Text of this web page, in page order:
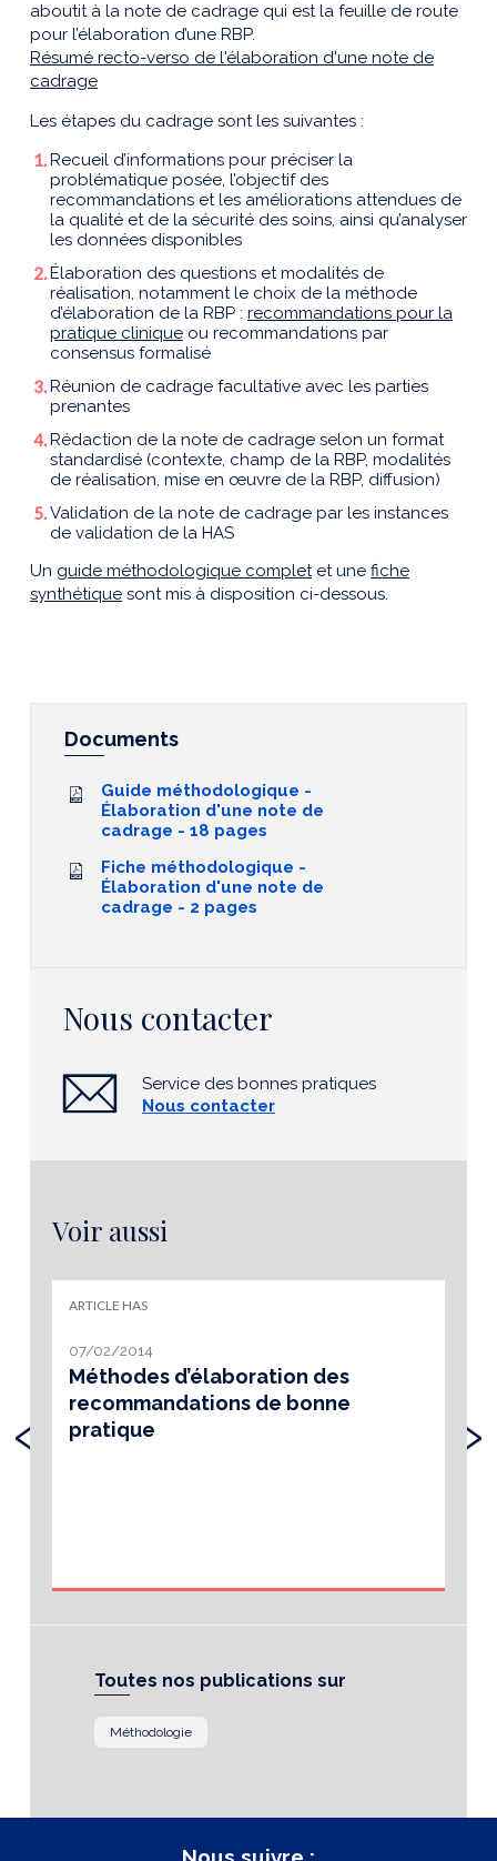
aboutit à la note de cadrage qui est la feuille de route
pour l’élaboration d’une RBP.
Résumé recto-verso de l'élaboration d'une note de
cadrage
Les étapes du cadrage sont les suivantes :
Recueil d’informations pour préciser la
problématique posée, l’objectif des
recommandations et les améliorations attendues de
la qualité et de la sécurité des soins, ainsi qu’analyser
les données disponibles
Élaboration des questions et modalités de
réalisation, notamment le choix de la méthode
d’élaboration de la RBP : recommandations pour la
pratique clinique ou recommandations par
consensus formalisé
Réunion de cadrage facultative avec les parties
prenantes
Rédaction de la note de cadrage selon un format
standardisé (contexte, champ de la RBP, modalités
de réalisation, mise en œuvre de la RBP, diffusion)
Validation de la note de cadrage par les instances
de validation de la HAS
Un guide méthodologique completet une fiche
synthétique sont mis à disposition ci-dessous.
Documents
Guide méthodologique -
Élaboration d'une note de
cadrage - 18 pages
Fiche méthodologique -
Élaboration d'une note de
cadrage - 2 pages
Nous contacter
Service des bonnes pratiques
Nous contacter
Voir aussi
ARTICLE HAS
07/02/2014
Méthodes d’élaboration des
recommandations de bonne
pratique
‹ ›
Toutes nos publications sur
Méthodologie